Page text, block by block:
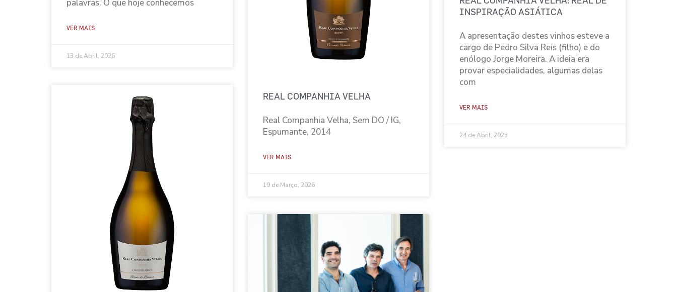
palavras. O que hoje conhecemos
VER MAIS
13 de Abril, 2026
REAL COMPANHIA VELHA
Real Companhia Velha, Sem DO / IG,
Espumante, 2014
VER MAIS
19 de Março, 2026
INSPIRAÇÃO ASIÁTICA
A apresentação destes vinhos esteve a
cargo de Pedro Silva Reis (filho) e do
enólogo Jorge Moreira. A ideia era
provar especialidades, algumas delas
com
VER MAIS
24 de Abril, 2025